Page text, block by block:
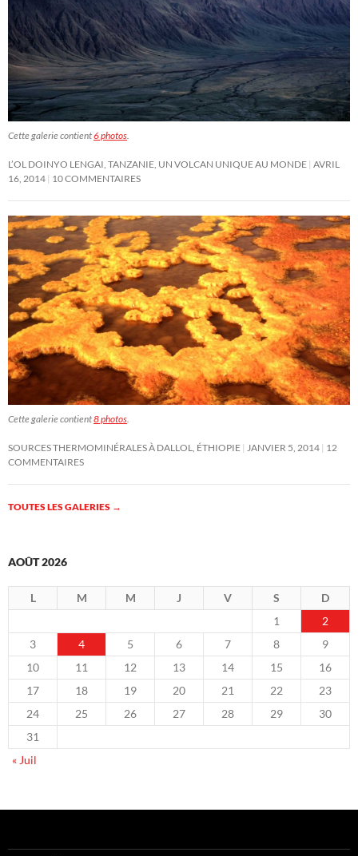
Cette galerie contient6 photos
L’OL DOINYO LENGAI, TANZANIE, UN VOLCAN UNIQUE AU MONDE AVRIL
16, 2014 10 COMMENTAIRES
Cette galerie contient8 photos
SOURCES THERMOMINÉRALES À DALLOL, ÉTHIOPIE JANVIER 5, 2014 12
COMMENTAIRES
TOUTES LES GALERIES →
AOÛT 2026
L M M J V S
D
1
2
3
4 5 6 7 8
9
10
11 12 13 14 15
16
17
18 19 20 21 22
23
24
25 26 27 28 29
30
31
« Juil